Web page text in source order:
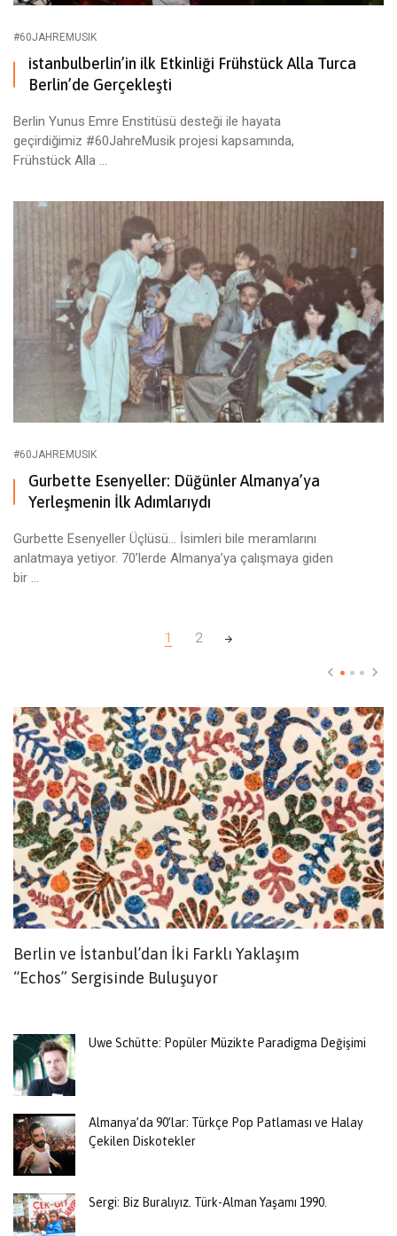
#60JAHREMUSIK
istanbulberlin’in ilk Etkinliği Frühstück Alla Turca
Berlin’de Gerçekleşti
Berlin Yunus Emre Enstitüsü desteği ile hayata
geçirdiğimiz #60JahreMusik projesi kapsamında,
Frühstück Alla ...
#60JAHREMUSIK
Gurbette Esenyeller: Düğünler Almanya’ya
Yerleşmenin İlk Adımlarıydı
Gurbette Esenyeller Üçlüsü… İsimleri bile meramlarını
anlatmaya yetiyor. 70’lerde Almanya’ya çalışmaya giden
bir ...
1 2
Berlin ve İstanbul’dan İki Farklı Yaklaşım
“Echos” Sergisinde Buluşuyor
Uwe Schütte: Popüler Müzikte Paradigma Değişimi
Almanya’da 90’lar: Türkçe Pop Patlaması ve Halay
Çekilen Diskotekler
Sergi: Biz Buralıyız. Türk-Alman Yaşamı 1990.